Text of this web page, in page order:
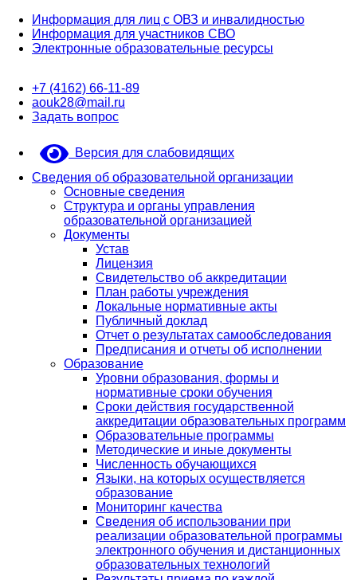
Информация для лиц с ОВЗ и инвалидностью
Информация для участников СВО
Электронные образовательные ресурсы
+7 (4162) 66-11-89
aouk28@mail.ru
Задать вопрос
Версия для слабовидящих
Сведения об образовательной организации
Основные сведения
Структура и органы управления
образовательной организацией
Документы
Устав
Лицензия
Свидетельство об аккредитации
План работы учреждения
Локальные нормативные акты
Публичный доклад
Отчет о результатах самообследования
Предписания и отчеты об исполнении
Образование
Уровни образования, формы и
нормативные сроки обучения
Сроки действия государственной
аккредитации образовательных программ
Образовательные программы
Методические и иные документы
Численность обучающихся
Языки, на которых осуществляется
образование
Мониторинг качества
Сведения об использовании при
реализации образовательной программы
электронного обучения и дистанционных
образовательных технологий